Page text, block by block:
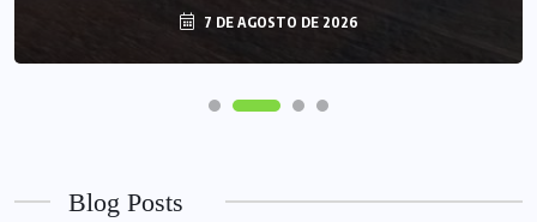
7 DE AGOSTO DE 2026
Blog Posts